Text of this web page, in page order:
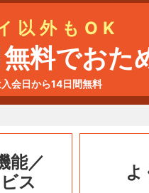
以外もOK
料でおた
会日から14日間無料
能／
ス
よ